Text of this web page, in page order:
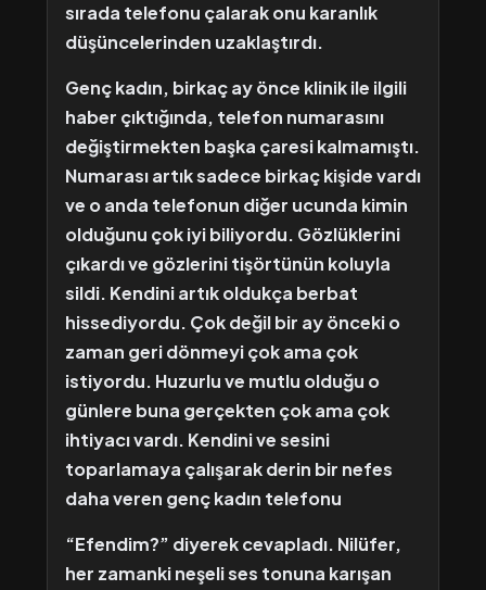
sırada telefonu çalarak onu karanlık
düşüncelerinden uzaklaştırdı.
Genç kadın, birkaç ay önce klinik ile ilgili
haber çıktığında, telefon numarasını
değiştirmekten başka çaresi kalmamıştı.
Numarası artık sadece birkaç kişide vardı
ve o anda telefonun diğer ucunda kimin
olduğunu çok iyi biliyordu. Gözlüklerini
çıkardı ve gözlerini tişörtünün koluyla
sildi. Kendini artık oldukça berbat
hissediyordu. Çok değil bir ay önceki o
zaman geri dönmeyi çok ama çok
istiyordu. Huzurlu ve mutlu olduğu o
günlere buna gerçekten çok ama çok
ihtiyacı vardı. Kendini ve sesini
toparlamaya çalışarak derin bir nefes
daha veren genç kadın telefonu
“Efendim?” diyerek cevapladı. Nilüfer,
her zamanki neşeli ses tonuna karışan